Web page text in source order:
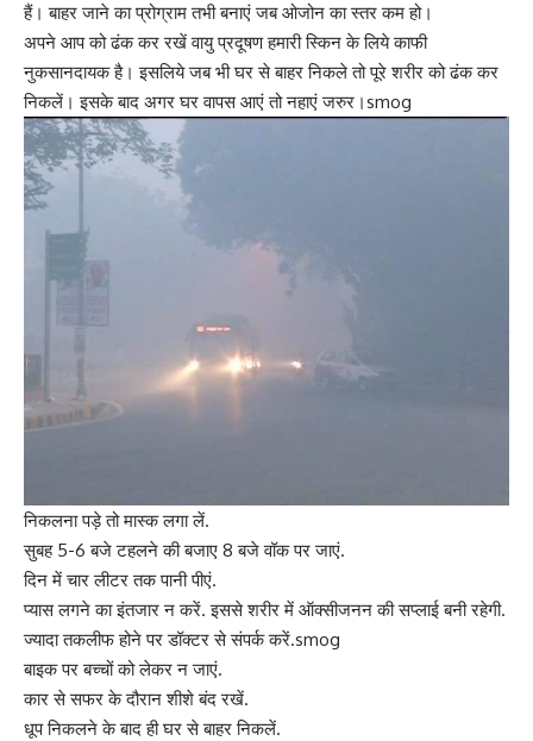
हैं। बाहर जाने का प्रोग्राम तभी बनाएं जब ओजोन का स्तर कम हो।
अपने आप को ढंक कर रखें वायु प्रदूषण हमारी स्‍किन के लिये काफी
नुकसानदायकहै। इसलिये जब भी घर से बाहर निकले तो पूरे शरीर को ढंक कर
निकलें। इसके बाद अगर घर वापस आएं तो नहाएं जरुर।smog
निकलना पड़े तो मास्क लगा लें.
सुबह 5-6 बजे टहलने की बजाए 8 बजे वॉक पर जाएं.
दिन में चार लीटर तक पानी पीएं.
प्यास लगने का इंतजार न करें. इससे शरीर में ऑक्सीजनन की सप्लाई बनी रहेगी.
ज्यादा तकलीफ होने पर डॉक्टर से संपर्क करें.smog
बाइक पर बच्चों को लेकर न जाएं.
कार से सफर के दौरान शीशे बंद रखें.
धूप निकलने के बाद ही घर से बाहर निकलें.